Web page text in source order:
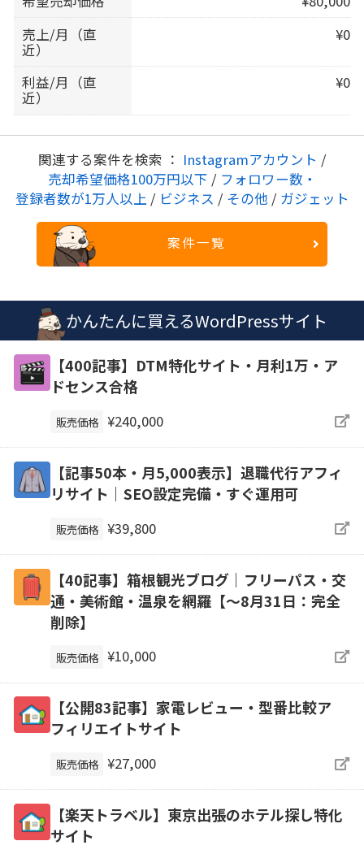
売上/月（直
近）
¥0
利益/月（直
近）
¥0
関連する案件を検索 ： Instagramアカウント /
売却希望価格100万円以下 / フォロワー数・
登録者数が1万人以上 / ビジネス / その他 / ガジェット
案件一覧
かんたんに買えるWordPressサイト
【400記事】DTM特化サイト・月利1万・ア
ドセンス合格
販売価格 ¥240,000
【記事50本・月5,000表示】退職代行アフィ
リサイト｜SEO設定完備・すぐ運用可
販売価格 ¥39,800
【40記事】箱根観光ブログ｜フリーパス・交
通・美術館・温泉を網羅【～8月31日：完全
削除】
販売価格 ¥10,000
【公開83記事】家電レビュー・型番比較ア
フィリエイトサイト
販売価格 ¥27,000
【楽天トラベル】東京出張のホテル探し特化
サイト